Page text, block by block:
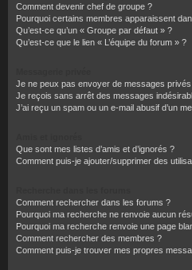
Comment devenir chef de groupe ?
Pourquoi certains membres apparaissent
Qu’est-ce qu’un « Groupe par défaut » ?
Qu’est-ce que le lien « L’équipe du forum » ?
Je ne peux pas envoyer de messages privés
Je reçois sans arrêt des messages
J’ai reçu un spam ou un e-mail abusif d’un
Que sont mes listes d’amis et d’ignorés ?
Comment puis-je ajouter/supprimer des
Comment rechercher dans les forums ?
Pourquoi ma recherche ne renvoie aucun
Pourquoi ma recherche renvoie une page
Comment rechercher des membres ?
Comment puis-je trouver mes propres